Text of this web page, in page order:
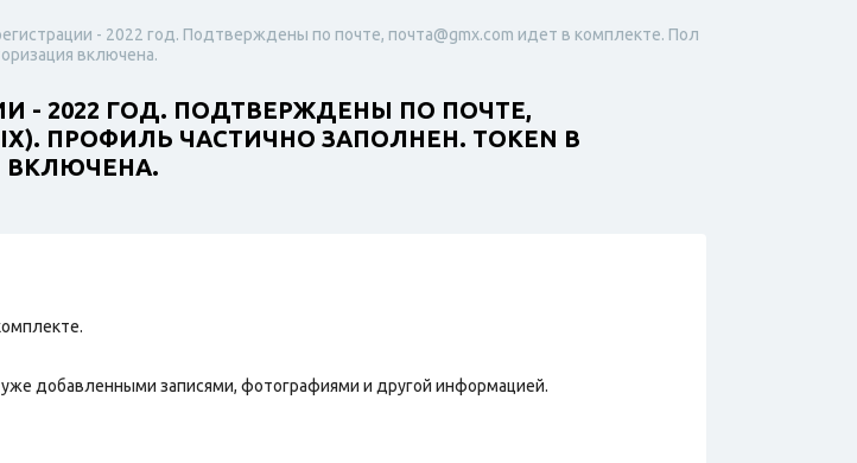
- 2022 год. Подтверждены по почте, почта@gmx.com идет в комплекте. Пол
включена.
- 2022 ГОД. ПОДТВЕРЖДЕНЫ ПО ПОЧТЕ,
ПРОФИЛЬ ЧАСТИЧНО ЗАПОЛНЕН. TOKEN В
ВКЛЮЧЕНА.
уже добавленными записями, фотографиями и другой информацией.